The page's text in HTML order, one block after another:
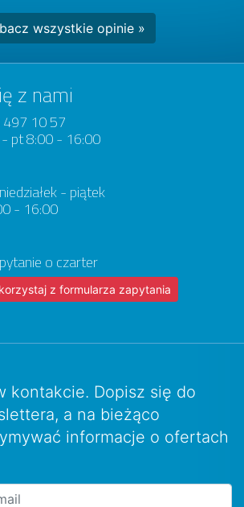
wszystkie opinie »
z nami
10 57
pt 8:00 - 16:00
- piątek
- 16:00
o czarter
z formularza zapytania
kontakcie. Dopisz się do
a na bieżąco
informacje o ofertach